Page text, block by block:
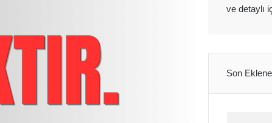
ve detaylı
Son